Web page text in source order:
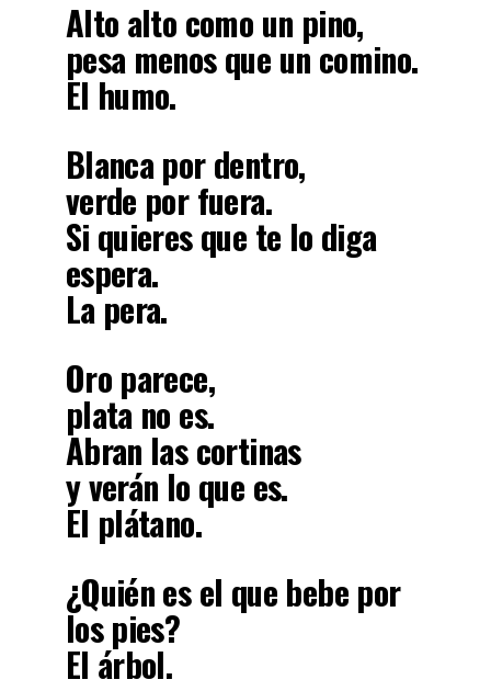
Alto alto como un pino,
pesa menos que un comino.
El humo.
Blanca por dentro,
verde por fuera.
Si quieres que te lo diga
espera.
La pera.
Oro parece,
plata no es.
Abran las cortinas
y verán lo que es.
El plátano.
¿Quién es el que bebe por
los pies?
El árbol.